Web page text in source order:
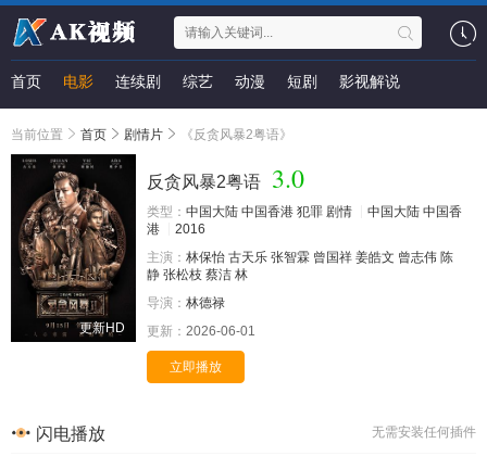
首页 电影 连续剧 综艺 动漫 短剧 影视解说
当前位置 首页 剧情片 《反贪风暴2粤语》
更新HD
反贪风暴2粤语 3.0
类型： 中国大陆 中国香港 犯罪 剧情 中国大陆 中国香
港
2016
主演： 林保怡 古天乐 张智霖 曾国祥 姜皓文 曾志伟 陈
静 张松枝 蔡洁 林
导演： 林德禄
更新： 2026-06-01
立即播放
无需安装任何插件
闪电播放